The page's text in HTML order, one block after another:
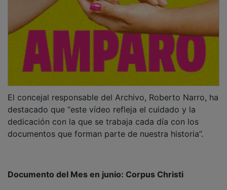
destacado que “este vídeo refleja el cuidado y la
dedicación con la que se trabaja cada día con los
documentos que forman parte de nuestra historia”.